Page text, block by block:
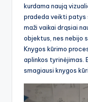
kurdama naują
pradeda veikti patys
maži vaikai drąsiai
objektus, nes nebijo
Knygos kūrimo
aplinkos tyrinėjimas.
smagiausi knygos